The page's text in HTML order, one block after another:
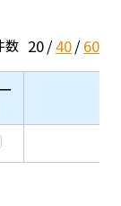
数 20 40 60